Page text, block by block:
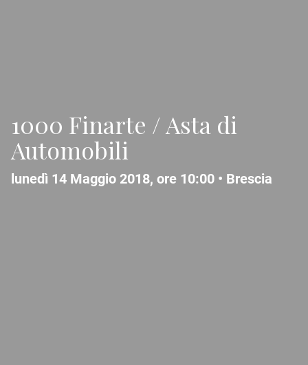
1000 Finarte / Asta di
Automobili
lunedì 14 Maggio 2018, ore 10:00 • Brescia